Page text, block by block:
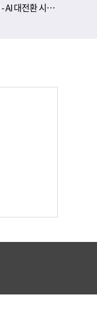
대한민국 전략경제 포럼 - AI 대전환 시대, 대한민국 전략경제의 길